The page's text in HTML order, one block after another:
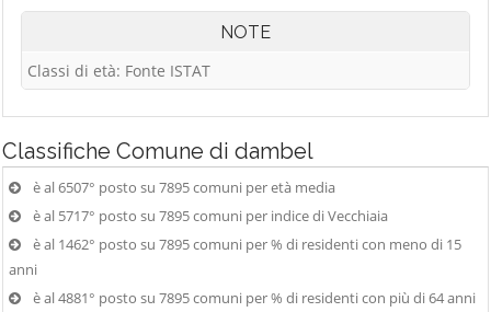
NOTE
Classi di età: Fonte ISTAT
Classifiche Comune di dambel
è al 6507° posto su 7895 comuni per età media
è al 5717° posto su 7895 comuni per indice di Vecchiaia
è al 1462° posto su 7895 comuni per % di residenti con meno di 15
anni
è al 4881° posto su 7895 comuni per % di residenti con più di 64 anni